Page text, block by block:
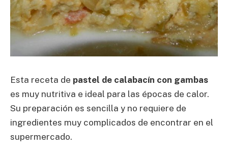
Esta receta de pastel de calabacín con gambas
es muy nutritiva e ideal para las épocas de calor.
Su preparación es sencilla y no requiere de
ingredientes muy complicados de encontrar en el
supermercado.